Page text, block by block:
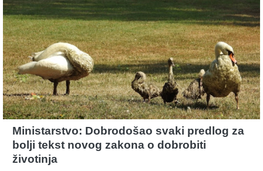
Ministarstvo: Dobrodošao svaki predlog za
bolji tekst novog zakona o dobrobiti
životinja